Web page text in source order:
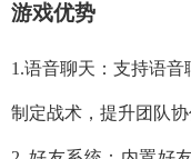
游戏优势
1.语音聊天：支持语音
制定战术，提升团队协